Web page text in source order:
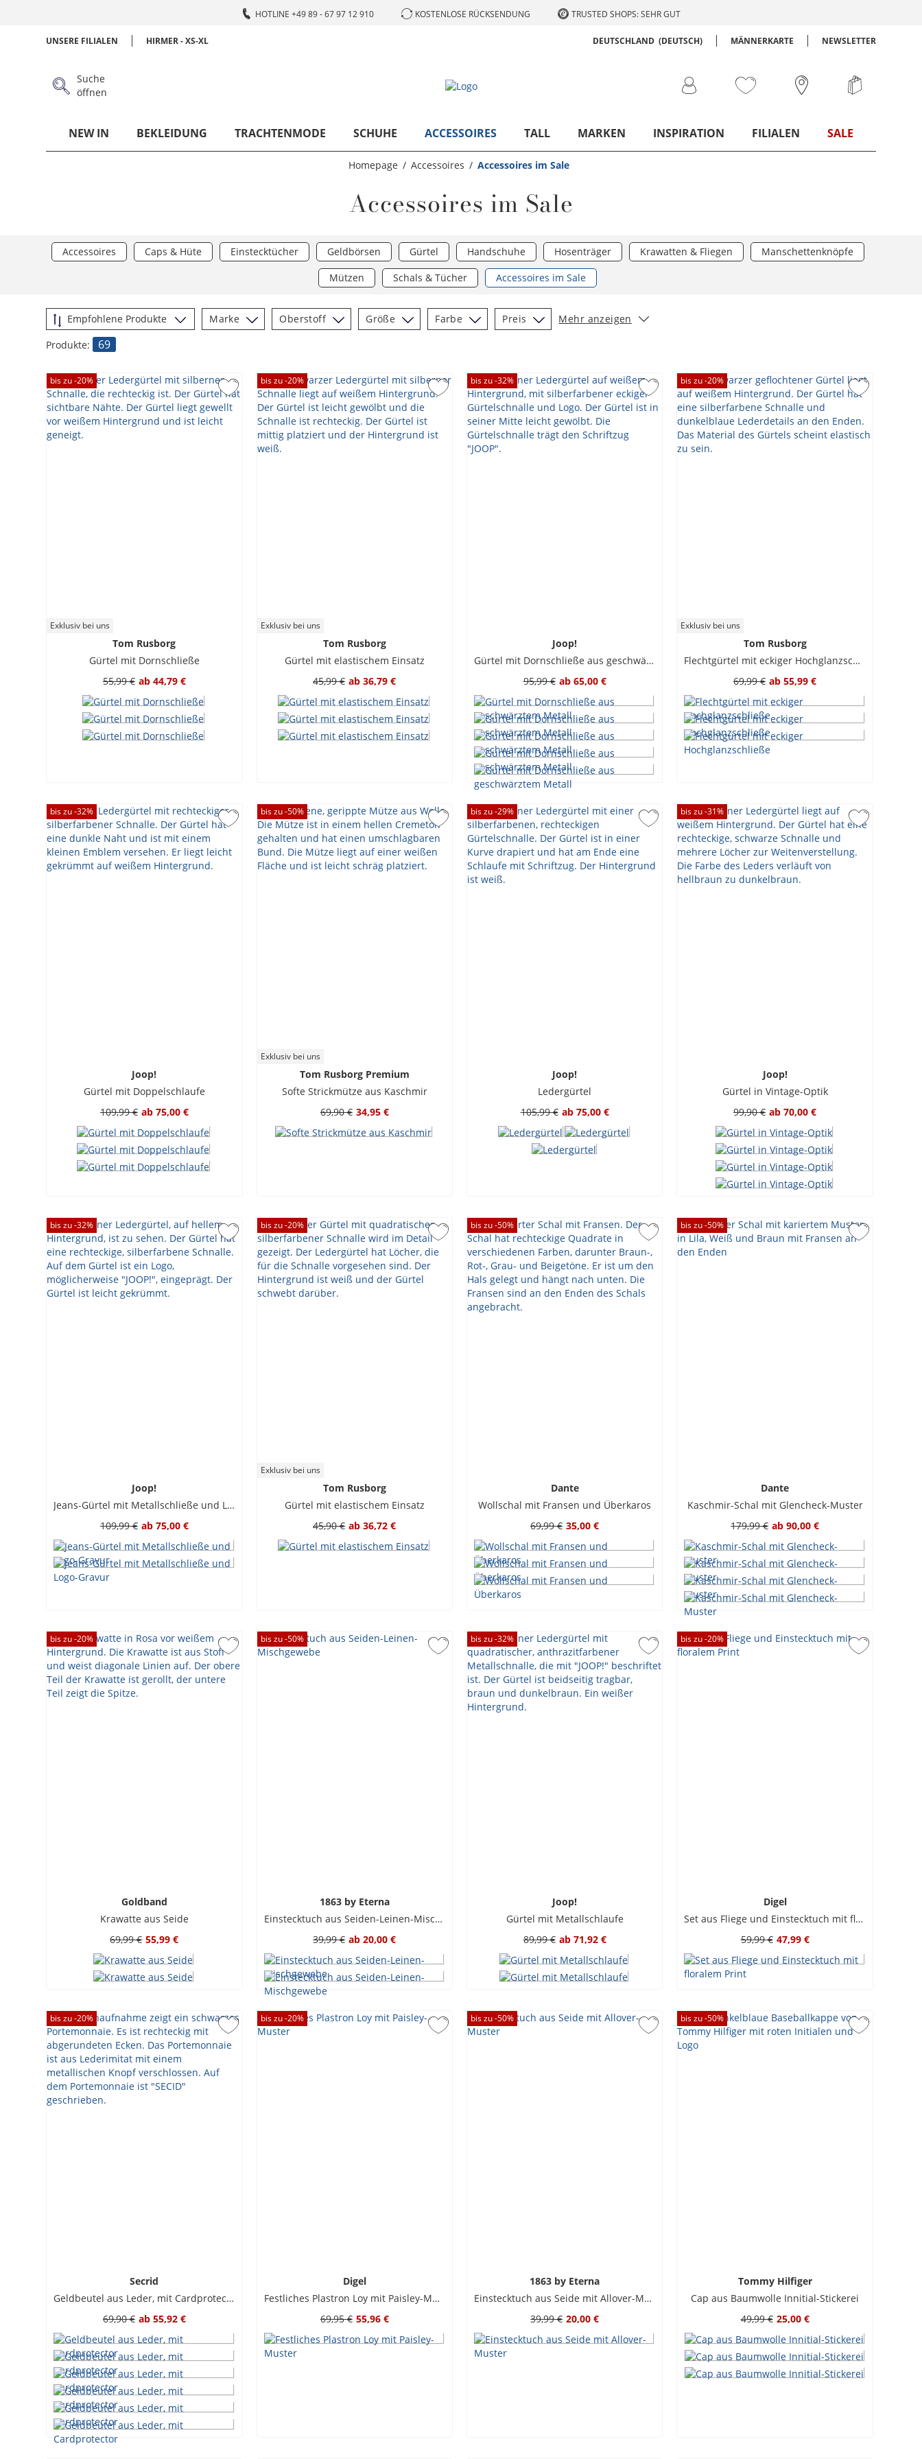
HOTLINE +49 89 - 67 97 12 910 KOSTENLOSE RÜCKSENDUNG TRUSTED SHOPS: SEHR GUT
UNSERE FILIALEN HIRMER - XS-XL DEUTSCHLAND (DEUTSCH) MÄNNERKARTE NEWSLETTER
Suche
öffnen
NEW IN BEKLEIDUNG TRACHTENMODE SCHUHE ACCESSOIRES TALL MARKEN INSPIRATION FILIALEN SALE
Homepage Accessoires Accessoires im Sale
Accessoires im Sale
Accessoires Caps & Hüte Einstecktücher Geldbörsen Gürtel Handschuhe Hosenträger Krawatten & Fliegen
Manschettenknöpfe
Mützen
Schals & Tücher Accessoires im Sale
Marke Oberstoff Größe Farbe Preis
Mehr anzeigen
Produkte:
69
bis zu -20%
Exklusiv bei uns
Tom Rusborg
Gürtel mit Dornschließe
55,99 € ab 44,79 €
bis zu -20%
Exklusiv bei uns
Tom Rusborg
Gürtel mit elastischem Einsatz
45,99 € ab 36,79 €
bis zu -32%
Joop!
Gürtel mit Dornschließe aus geschwärztem Metall
95,99 € ab 65,00 €
bis zu -20%
Exklusiv bei uns
Tom Rusborg
Flechtgürtel mit eckiger Hochglanzschließe
69,99 € ab 55,99 €
bis zu -32%
Joop!
Gürtel mit Doppelschlaufe
109,99 € ab 75,00 €
bis zu -50%
Exklusiv bei uns
Tom Rusborg Premium
Softe Strickmütze aus Kaschmir
69,90 € 34,95 €
bis zu -29%
Joop!
Ledergürtel
105,99 € ab 75,00 €
bis zu -31%
Joop!
Gürtel in Vintage-Optik
99,90 € ab 70,00 €
bis zu -32%
Joop!
Jeans-Gürtel mit Metallschließe und Logo-Gravur
109,99 € ab 75,00 €
bis zu -20%
Exklusiv bei uns
Tom Rusborg
Gürtel mit elastischem Einsatz
45,90 € ab 36,72 €
bis zu -50%
Dante
Wollschal mit Fransen und Überkaros
69,99 € 35,00 €
bis zu -50%
Dante
Kaschmir-Schal mit Glencheck-Muster
179,99 € ab 90,00 €
bis zu -20%
Goldband
Krawatte aus Seide
69,99 € 55,99 €
bis zu -50%
1863 by Eterna
Einstecktuch aus Seiden-Leinen-Mischgewebe
39,99 € ab 20,00 €
bis zu -32%
Joop!
Gürtel mit Metallschlaufe
89,99 € ab 71,92 €
bis zu -20%
Digel
Set aus Fliege und Einstecktuch mit floralem Print
59,99 € 47,99 €
bis zu -20%
Secrid
Geldbeutel aus Leder, mit Cardprotector
69,90 € ab 55,92 €
bis zu -20%
Digel
Festliches Plastron Loy mit Paisley-Muster
69,95 € 55,96 €
bis zu -50%
1863 by Eterna
Einstecktuch aus Seide mit Allover-Muster
39,99 € 20,00 €
bis zu -50%
Tommy Hilfiger
Cap aus Baumwolle Innitial-Stickerei
49,99 € 25,00 €